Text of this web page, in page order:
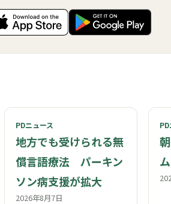
PDニュース
地方でも受けられる無
償言語療法 パーキン
ソン病支援が拡大
2026年8月7日